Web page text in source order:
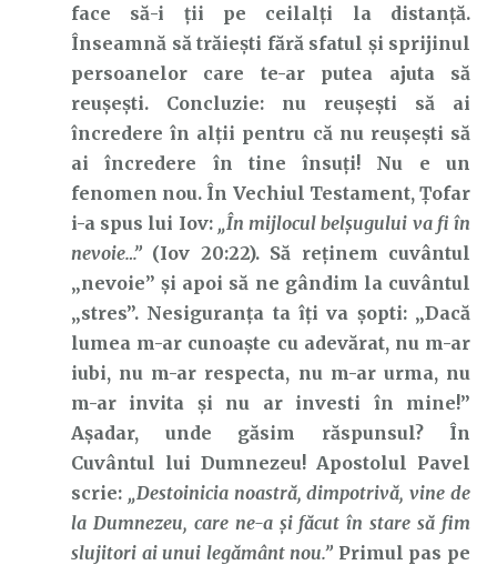
face să-i ții pe ceilalți la distanță.
Înseamnă să trăiești fără sfatul și sprijinul
persoanelor care te-ar putea ajuta să
reușești. Concluzie: nu reușești să ai
încredere în alții pentru că nu reușești să
ai încredere în tine însuți! Nu e un
fenomen nou. În Vechiul Testament, Țofar
i-a spus lui Iov: „În mijlocul belşugului va fi în
nevoie…” (Iov 20:22). Să reținem cuvântul
„nevoie” și apoi să ne gândim la cuvântul
„stres”. Nesiguranța ta îți va șopti: „Dacă
lumea m-ar cunoaște cu adevărat, nu m-ar
iubi, nu m-ar respecta, nu m-ar urma, nu
m-ar invita și nu ar investi în mine!”
Așadar, unde găsim răspunsul? În
Cuvântul lui Dumnezeu! Apostolul Pavel
scrie: „Destoinicia noastră, dimpotrivă, vine de
la Dumnezeu, care ne-a şi făcut în stare să fim
slujitori ai unui legământ nou.” Primul pas pe